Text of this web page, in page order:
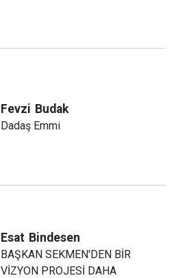
Fevzi Budak
Dadaş Emmi
Esat Bindesen
BAŞKAN SEKMEN'DEN BİR
VİZYON PROJESİ DAHA